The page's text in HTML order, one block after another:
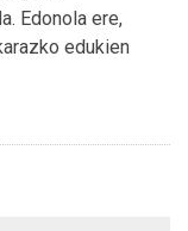
Edonola ere,
edukien